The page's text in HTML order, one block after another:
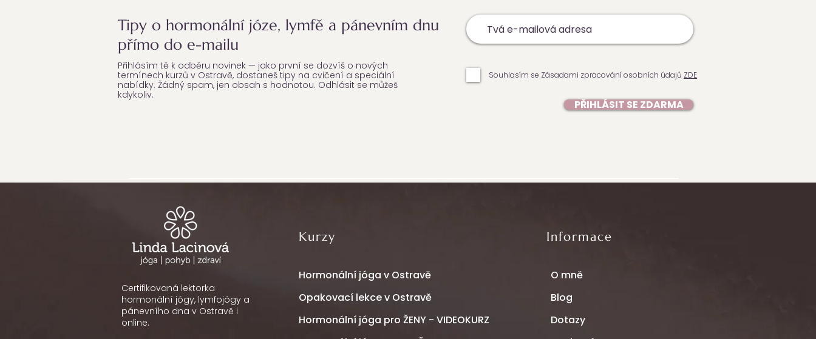
Tipy o hormonální józe, lymfě a pánevním dnu
přímo do e-mailu
Přihlásím tě k odběru novinek — jako první se dozvíš o nových
termínech kurzů v Ostravě, dostaneš tipy na cvičení a speciální
nabídky. Žádný spam, jen obsah s hodnotou. Odhlásit se můžeš
kdykoliv.
Souhlasím se Zásadami zpracování osobních údajů ZDE
PŘIHLÁSIT SE ZDARMA
Certifikovaná lektorka
hormonální jógy, lymfojógy a
pánevního dna v Ostravě i
online.
Kurzy
Hormonální jóga v Ostravě
Opakovací lekce v Ostravě
Hormonální jóga pro ŽENY - VIDEOKURZ
Informace
O mně
Blog
Dotazy